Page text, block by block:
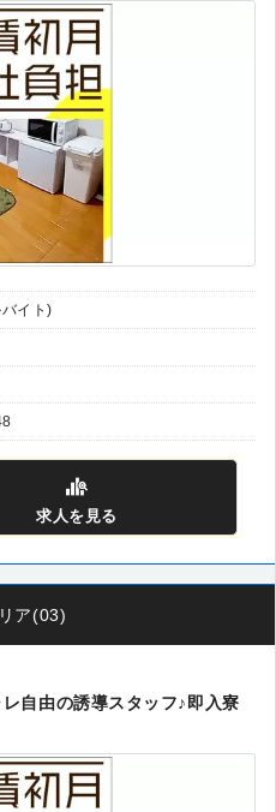
イト)
求人 を見る
ア(03)
自由の誘導スタッフ♪即入寮